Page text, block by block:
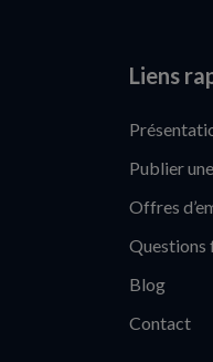
Liens
Publier
Offres
Questions
Blog
Contact